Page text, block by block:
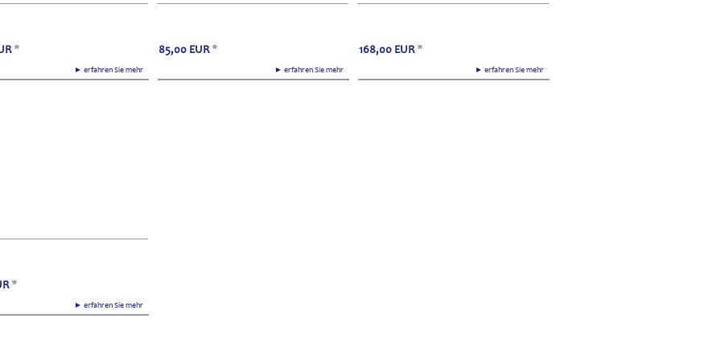
► erfahren Sie mehr
*
► erfahren Sie mehr
85,00 EUR *
► erfahren Sie mehr
168,00 EUR *
► erfahren Sie mehr
*